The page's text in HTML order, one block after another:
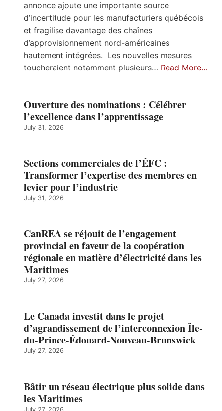
annonce ajoute une importante source
d’incertitude pour les manufacturiers québécois
et fragilise davantage des chaînes
d’approvisionnement nord-américaines
hautement intégrées. Les nouvelles mesures
toucheraient notamment plusieurs… Read More…
Ouverture des nominations : Célébrer
l’excellence dans l’apprentissage
July 31, 2026
Sections commerciales de l’ÉFC :
Transformer l’expertise des membres en
levier pour l’industrie
July 31, 2026
CanREA se réjouit de l’engagement
provincial en faveur de la coopération
régionale en matière d’électricité dans les
Maritimes
July 27, 2026
Le Canada investit dans le projet
d’agrandissement de l’interconnexion Île-
du-Prince-Édouard-Nouveau-Brunswick
July 27, 2026
Bâtir un réseau électrique plus solide dans
les Maritimes
July 27, 2026